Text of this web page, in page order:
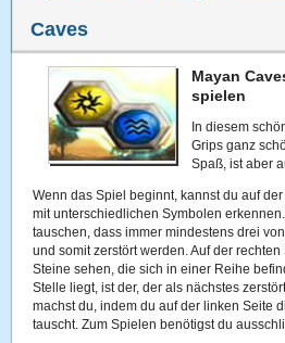
Caves
Mayan
spielen
In diesem
Grips ganz
Spaß, ist aber
Wenn das Spiel beginnt, kannst du auf
mit unterschiedlichen Symbolen
tauschen, dass immer mindestens drei
und somit zerstört werden. Auf der
Steine sehen, die sich in einer Reihe
Stelle liegt, ist der, der als nächstes
machst du, indem du auf der linken Seite
tauscht. Zum Spielen benötigst du